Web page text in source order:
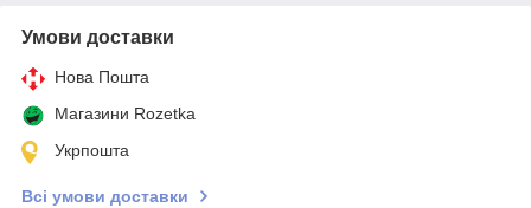
Умови доставки
Нова Пошта
Магазини Rozetka
Укрпошта
Всі умови доставки